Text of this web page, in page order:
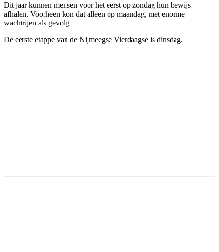
Dit jaar kunnen mensen voor het eerst op zondag hun bewijs
afhalen. Voorheen kon dat alleen op maandag, met enorme
wachtrijen als gevolg.
De eerste etappe van de Nijmeegse Vierdaagse is dinsdag.